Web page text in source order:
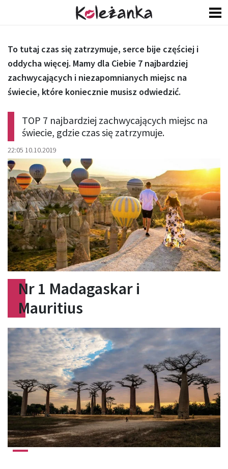
TOP 7 najbardziej zachwycających miejsc na
świecie, gdzie czas się zatrzymuje.
22:05 10.10.2019
To tutaj czas się zatrzymuje, serce bije częściej i
oddycha więcej. Mamy dla Ciebie 7 najbardziej
zachwycających i niezapomnianych miejsc na
świecie, które koniecznie musisz odwiedzić.
Nr 1 Madagaskar i
Mauritius